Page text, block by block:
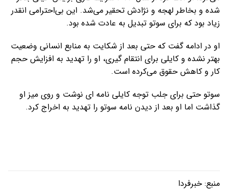
شده و بخاطر لهجه و نژادش تحقیر می‌شد. این بی‌احترامی انقدر
زیاد بود که برای سوتو تبدیل به عادت شده بود.
او در ادامه گفت که حتی بعد از شکایت به منابع انسانی وضعیت
بهتر نشده و کایلی برای انتقام گیری، او را تهدید به افزایش حجم
کار و کاهش حقوق می‌کرده است.
سوتو حتی برای جلب توجه کایلی نامه ای نوشت و روی میز او
گذاشت اما او بعد از دیدن نامه سوتو را تهدید به اخراج کرد‌.
منبع: خبرفردا